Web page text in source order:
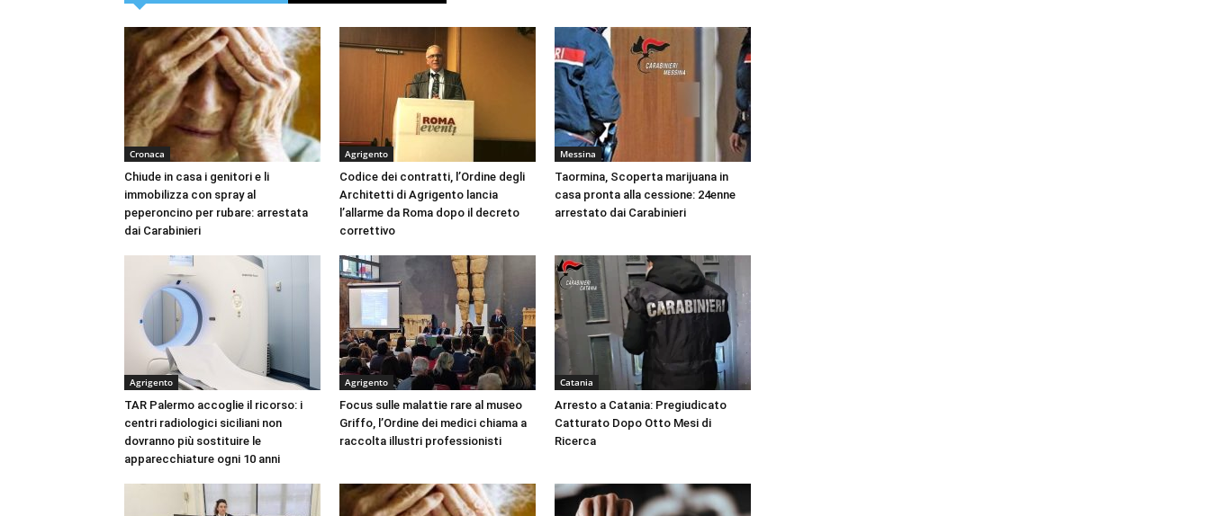
Cronaca
Chiude in casa i genitori e li
immobilizza con spray al
peperoncino per rubare: arrestata
dai Carabinieri
Agrigento
Codice dei contratti, l’Ordine degli
Architetti di Agrigento lancia
l’allarme da Roma dopo il decreto
correttivo
Messina
Taormina, Scoperta marijuana in
casa pronta alla cessione: 24enne
arrestato dai Carabinieri
Agrigento
TAR Palermo accoglie il ricorso: i
centri radiologici siciliani non
dovranno più sostituire le
apparecchiature ogni 10 anni
Agrigento
Focus sulle malattie rare al museo
Griffo, l’Ordine dei medici chiama a
raccolta illustri professionisti
Catania
Arresto a Catania: Pregiudicato
Catturato Dopo Otto Mesi di
Ricerca